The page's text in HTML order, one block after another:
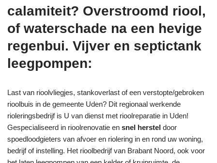
calamiteit? Overstroomd riool,
of waterschade na een hevige
regenbui. Vijver en septictank
leegpompen:
Last van rioolvliegjes, stankoverlast of een verstopte/gebroken
rioolbuis in de gemeente Uden? Dit regionaal werkende
rioleringsbedrijf is U van dienst met rioolreparatie in Uden!
Gespecialiseerd in rioolrenovatie en snel herstel door
spoedloodgieters van afvoer en riolering in en rond uw woning,
bedrijf of instelling. Het rioolbedrijf van Brabant Noord, ook voor